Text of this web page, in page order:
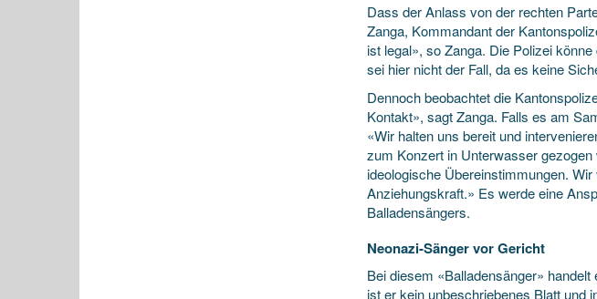
Dass der Anlass von der rechten
Zanga, Kommandant der
ist legal», so Zanga. Die Polizei
sei hier nicht der Fall, da es keine
Dennoch beobachtet die
Kontakt», sagt Zanga. Falls es am
«Wir halten uns bereit und
zum Konzert in Unterwasser
ideologische Übereinstimmungen.
Anziehungskraft.» Es werde eine
Balladensängers.
Neonazi-Sänger vor Gericht
Bei diesem «Balladensänger»
ist er kein unbeschriebenes Blatt und